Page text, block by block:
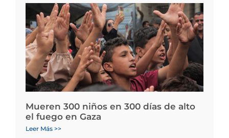
Mueren 300 niños en 300 días de alto
el fuego en Gaza
Leer Más >>